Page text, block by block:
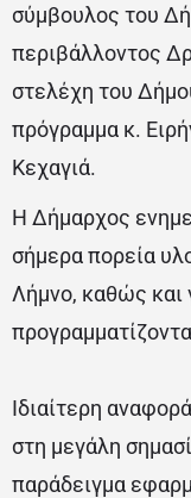
σύμβουλος του
περιβάλλοντος
στελέχη του
πρόγραμμα κ.
Κεχαγιά.
Η Δήμαρχος
σήμερα πορεία
Λήμνο, καθώς και
Ιδιαίτερη
στη μεγάλη
παράδειγμα